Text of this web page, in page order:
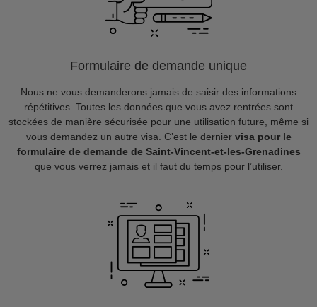
Formulaire de demande unique
Nous ne vous demanderons jamais de saisir des informations
répétitives. Toutes les données que vous avez rentrées sont
stockées de manière sécurisée pour une utilisation future, même si
vous demandez un autre visa. C’est le dernier visa pour le
formulaire de demande de Saint-Vincent-et-les-Grenadines
que vous verrez jamais et il faut du temps pour l’utiliser.